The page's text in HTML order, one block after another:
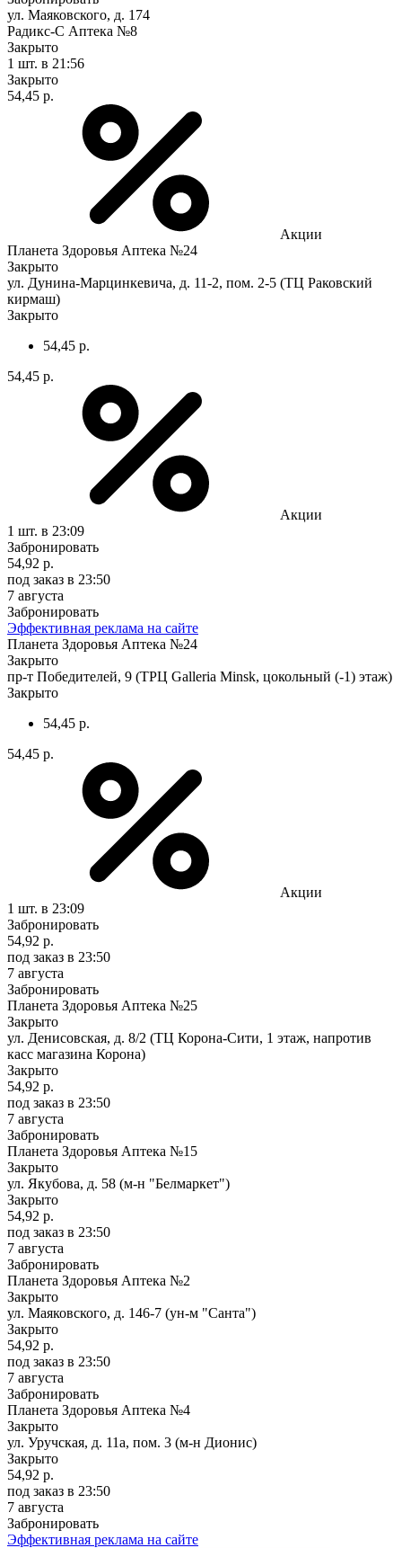
ул. Маяковского, д. 174
Радикс-С Аптека №8
Закрыто
1 шт. в 21:56
Закрыто
54,45 р.
Акции
Планета Здоровья Аптека №24
Закрыто
ул. Дунина-Марцинкевича, д. 11-2, пом. 2-5 (ТЦ Раковский
кирмаш)
Закрыто
54,45 р.
54,45 р.
Акции
1 шт. в 23:09
Забронировать
54,92 р.
под заказ в 23:50
7 августа
Забронировать
Эффективная реклама на сайте
Планета Здоровья Аптека №24
Закрыто
пр-т Победителей, 9 (ТРЦ Galleria Minsk, цокольный (-1) этаж)
Закрыто
54,45 р.
54,45 р.
Акции
1 шт. в 23:09
Забронировать
54,92 р.
под заказ в 23:50
7 августа
Забронировать
Планета Здоровья Аптека №25
Закрыто
ул. Денисовская, д. 8/2 (ТЦ Корона-Сити, 1 этаж, напротив
касс магазина Корона)
Закрыто
54,92 р.
под заказ в 23:50
7 августа
Забронировать
Планета Здоровья Аптека №15
Закрыто
ул. Якубова, д. 58 (м-н "Белмаркет")
Закрыто
54,92 р.
под заказ в 23:50
7 августа
Забронировать
Планета Здоровья Аптека №2
Закрыто
ул. Маяковского, д. 146-7 (ун-м "Санта")
Закрыто
54,92 р.
под заказ в 23:50
7 августа
Забронировать
Планета Здоровья Аптека №4
Закрыто
ул. Уручская, д. 11а, пом. 3 (м-н Дионис)
Закрыто
54,92 р.
под заказ в 23:50
7 августа
Забронировать
Эффективная реклама на сайте